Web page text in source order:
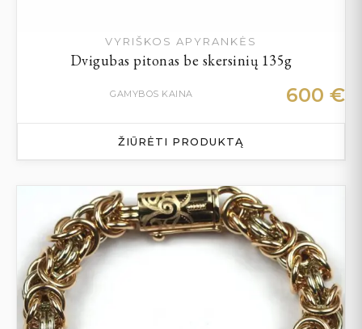
VYRIŠKOS APYRANKĖS
Dvigubas pitonas be skersinių 135g
GAMYBOS KAINA 600 €
ŽIŪRĖTI PRODUKTĄ